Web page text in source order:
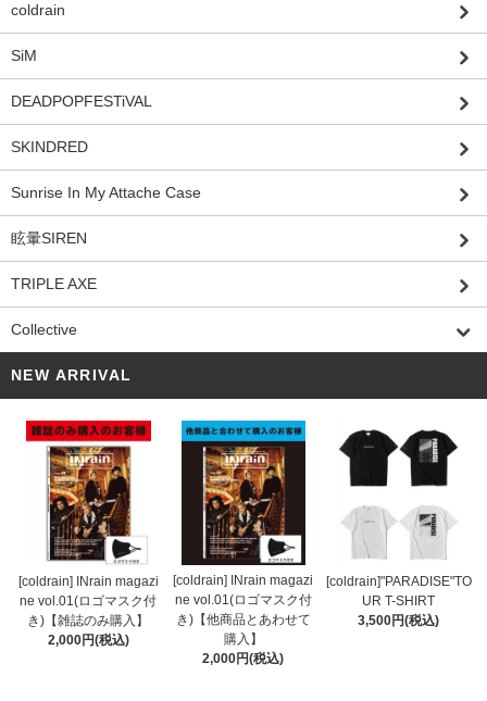
coldrain
SiM
DEADPOPFESTiVAL
SKINDRED
Sunrise In My Attache Case
眩暈SIREN
TRIPLE AXE
Collective
NEW ARRIVAL
[coldrain] INrain magazi
ne vol.01(ロゴマスク付
き)【雑誌のみ購入】
2,000円(税込)
[coldrain] INrain magazi
ne vol.01(ロゴマスク付
き)【他商品とあわせて
購入】
2,000円(税込)
[coldrain]"PARADISE"TO
UR T-SHIRT
3,500円(税込)